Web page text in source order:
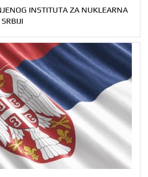
INSTITUTA ZA NUKLEARNA